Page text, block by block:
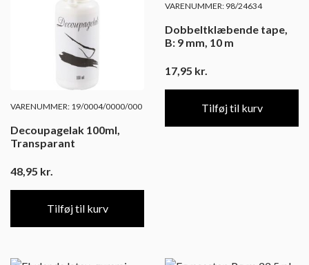
VARENUMMER: 19/0004/0000/000
Decoupagelak 100ml,
Transparant
48,95 kr.
Tilføj til kurv
VARENUMMER: 98/24634
Dobbeltklæbende tape,
B: 9 mm, 10 m
17,95 kr.
Tilføj til kurv